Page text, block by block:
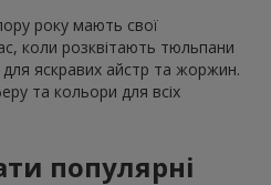
року мають свої
коли розквітають тюльпани
яскравих айстр та жоржин.
та кольори для всіх
популярні